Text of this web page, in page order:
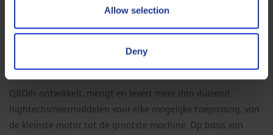
Allow selection
Deny
Q8Oils is een dochteronderneming van Kuwait Petroleum
in de wereld. Q8Oils ontwikkelt producten, diensten en
oplossingen die de rendabiliteit en duurzaamheid van de
bedrijven van zijn klanten een boost geven.
Q8Oils ontwikkelt, mengt en levert meer dan duizend
hightechsmeermiddelen voor elke mogelijke toepassing, van
de kleinste motor tot de grootste machine. Op basis van